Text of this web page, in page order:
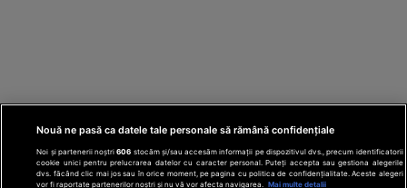
Nouă ne pasă ca datele tale personale să rămână confidențiale
Noi și partenerii noștri606 stocăm și/sau accesăm informații pe dispozitivul dvs., precum identificatorii
cookie unici pentru prelucrarea datelor cu caracter personal. Puteți accepta sau gestiona alegerile
dvs. făcând clic mai jos sau în orice moment, pe pagina cu politica de confidențialitate. Aceste alegeri
vor fi raportate partenerilor noștri și nu vă vor afecta navigarea.
Mai multe detalii